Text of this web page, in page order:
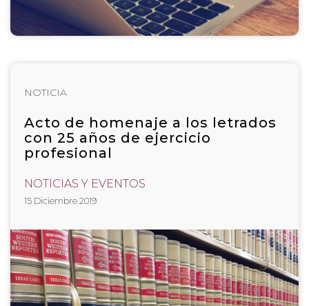
NOTICIA
Acto de homenaje a los letrados
con 25 años de ejercicio
profesional
NOTICIAS Y EVENTOS
15 Diciembre 2019